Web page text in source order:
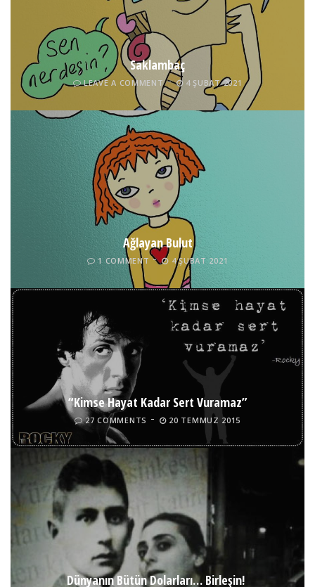
Saklambaç
LEAVE A COMMENT 4 ŞUBAT 2021
Ağlayan Bulut
1 COMMENT 4 ŞUBAT 2021
“Kimse Hayat Kadar Sert Vuramaz”
27 COMMENTS 20 TEMMUZ 2015
Dünyanın Bütün Dolarları… Birleşin!